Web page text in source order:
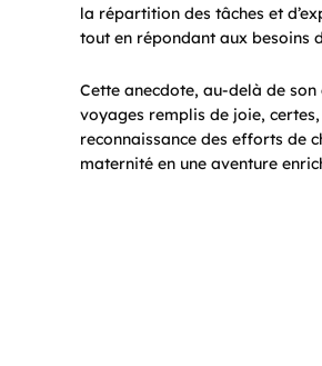
la répartition des tâches et
tout en répondant aux besoins
Cette anecdote, au-delà de
voyages remplis de joie,
reconnaissance des efforts de
maternité en une aventure